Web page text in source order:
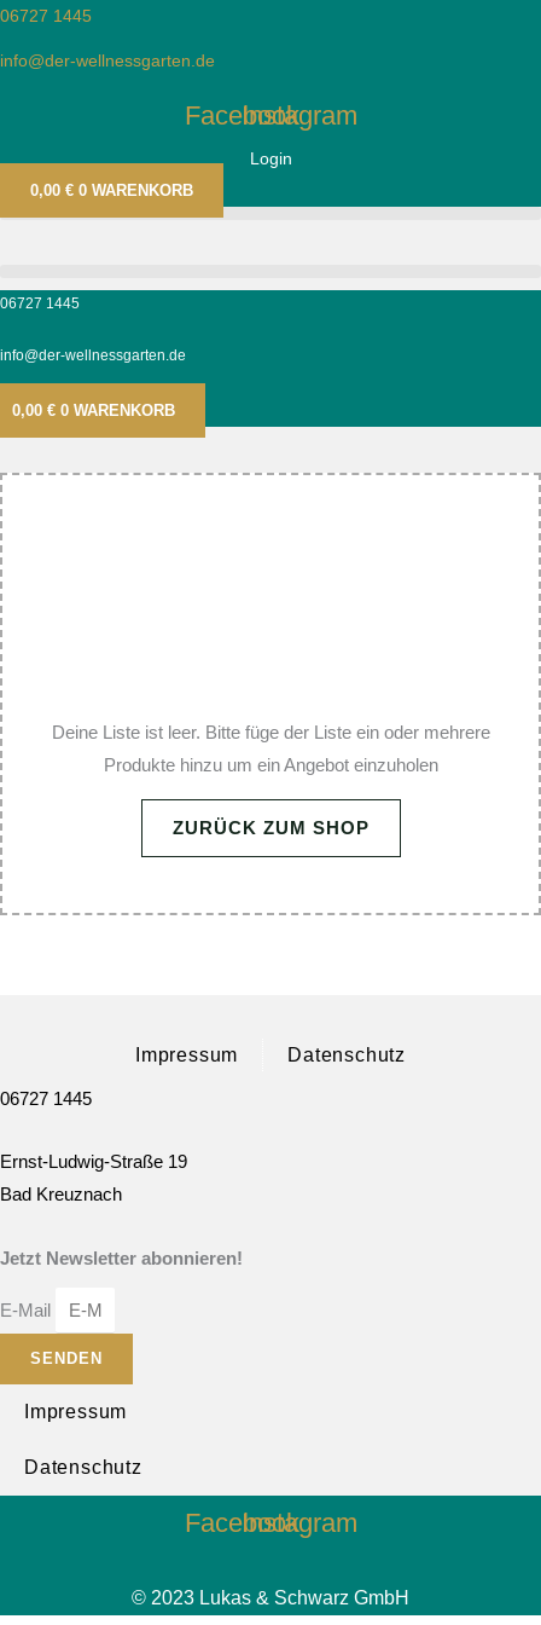
Zum
06727 1445
info@der-wellnessgarten.de
FacebookInstagram
Login
0,00 € 0 WARENKORB
06727 1445
info@der-wellnessgarten.de
0,00 € 0 WARENKORB
Deine Liste ist leer. Bitte füge der Liste ein oder mehrere
Produkte hinzu um ein Angebot einzuholen
ZURÜCK ZUM SHOP
Impressum Datenschutz
06727 1445
Ernst-Ludwig-Straße 19
Bad Kreuznach
Jetzt Newsletter abonnieren!
E-Mail
SENDEN
Impressum
Datenschutz
FacebookInstagram
© 2023 Lukas & Schwarz GmbH
Search